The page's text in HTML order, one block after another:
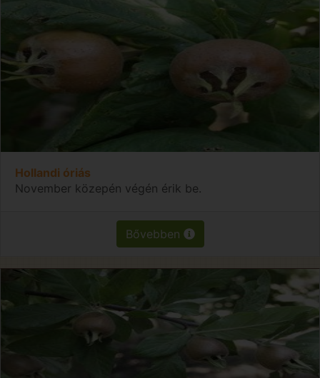
Hollandi óriás
November közepén végén érik be.
Bővebben